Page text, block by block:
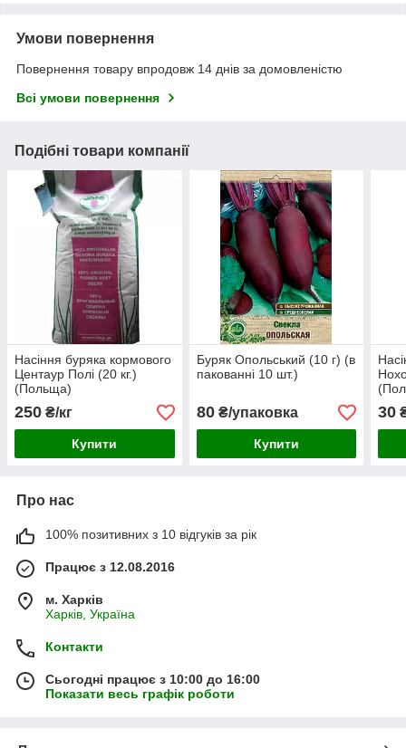
Умови повернення
Повернення товару впродовж 14 днів за домовленістю
Всі умови повернення
Подібні товари компанії
Насіння буряка кормового
Центаур Полі (20 кг.)
(Польща)
250 ₴/кг
Купити
Буряк Опольський (10 г) (в
пакованні 10 шт.)
80₴/упаковка
Купити
30
Про нас
100% позитивних з 10 відгуків за рік
Працює з 12.08.2016
м. Харків
Харків, Україна
Контакти
Сьогодні працює з 10:00 до 16:00
Показати весь графік роботи